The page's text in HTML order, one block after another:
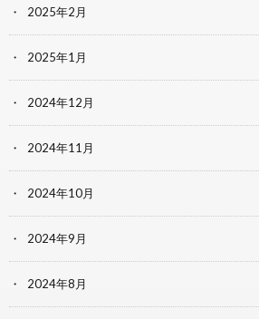
2025年2月
2025年1月
2024年12月
2024年11月
2024年10月
2024年9月
2024年8月